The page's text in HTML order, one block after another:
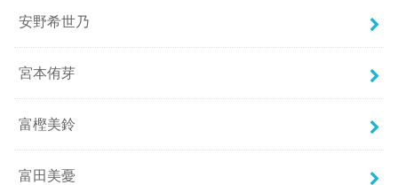
安野希世乃
宮本侑芽
富樫美鈴
富田美憂